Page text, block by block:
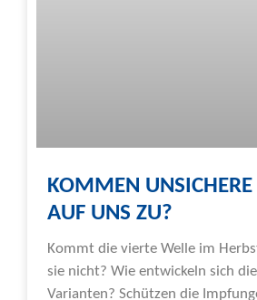
KOMMEN UNSICHERE
AUF UNS ZU?
Kommt die vierte Welle im
sie nicht? Wie entwickeln sich
Varianten? Schützen die